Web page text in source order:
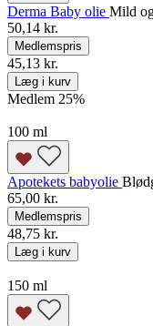
Derma Baby olie Mild
50,14 kr.
Medlemspris
45,13 kr.
Læg i kurv
Medlem 25%
100 ml
Apotekets babyolie
65,00 kr.
Medlemspris
48,75 kr.
Læg i kurv
150 ml